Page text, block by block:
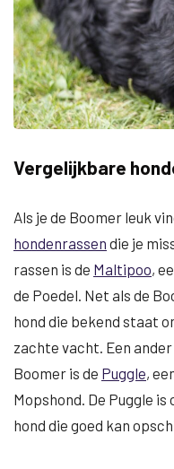
Vergelijkbare
Als je de Boomer leuk
hondenrassen die je
rassen is de Maltipoo,
de Poedel. Net als de
hond die bekend staat
zachte vacht. Een
Boomer is de Puggle,
Mopshond. De Puggle
hond die goed kan